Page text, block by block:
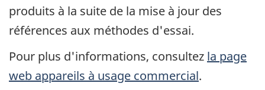
produits à la suite de la mise à jour des
références aux méthodes d'essai.
Pour plus d'informations, consultez la page
web appareils à usage commercial.